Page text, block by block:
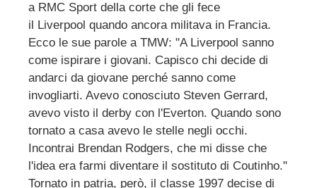
a RMC Sport della corte che gli fece
il Liverpool quando ancora militava in Francia.
Ecco le sue parole a TMW: "A Liverpool sanno
come ispirare i giovani. Capisco chi decide di
andarci da giovane perché sanno come
invogliarti. Avevo conosciuto Steven Gerrard,
avevo visto il derby con l'Everton. Quando sono
tornato a casa avevo le stelle negli occhi.
Incontrai Brendan Rodgers, che mi disse che
l'idea era farmi diventare il sostituto di Coutinho."
Tornato in patria, però, il classe 1997 decise di